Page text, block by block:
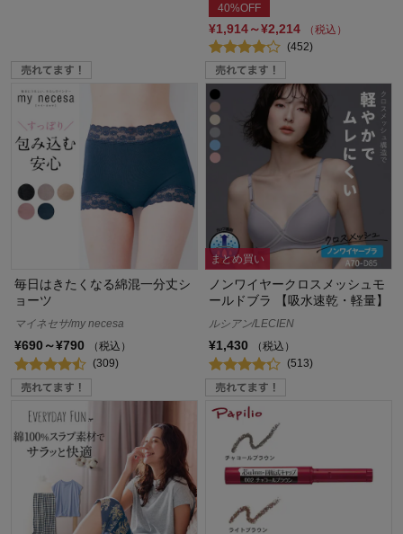
40%OFF
¥1,914～¥2,214
（税込）
(452)
毎日はきたくなる綿混一分丈シ
ョーツ
マイネセサ/my necesa
¥690～¥790
（税込）
(309)
まとめ買い
ノンワイヤークロスメッシュモ
ールドブラ 【吸水速乾・軽量】
ルシアン/LECIEN
¥1,430
（税込）
(513)